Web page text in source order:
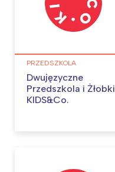
PRZEDSZKOLA
Dwujęzyczne
Przedszkola i Żłobki
KIDS&Co.